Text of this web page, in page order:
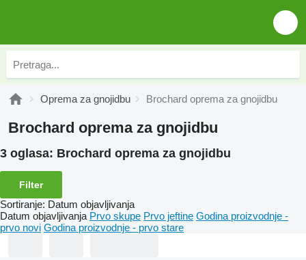
Oprema za gnojidbu Brochard oprema za gnojidbu
Brochard oprema za gnojidbu
3 oglasa: Brochard oprema za gnojidbu
Filter
Sortiranje: Datum objavljivanja
Datum objavljivanja Prvo skupe Prvo jeftine Godina proizvodnje -
prvo novi Godina proizvodnje - prvo stare